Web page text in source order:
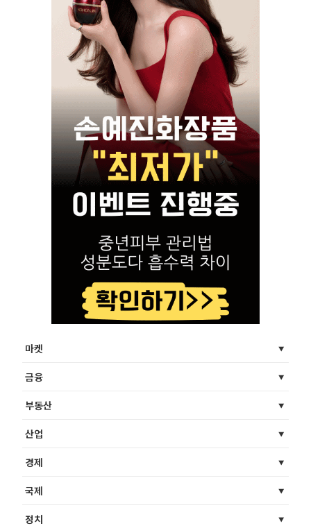
마켓
금융
부동산
산업
경제
국제
정치